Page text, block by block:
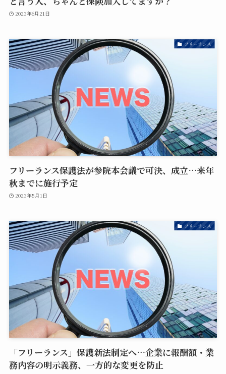
2023年6月21日
フリーランス
フリーランス保護法が参院本会議で可決、成立…来年
秋までに施行予定
2023年5月1日
フリーランス
「フリーランス」保護新法制定へ…企業に報酬額・業
務内容の明示義務、一方的な変更を防止